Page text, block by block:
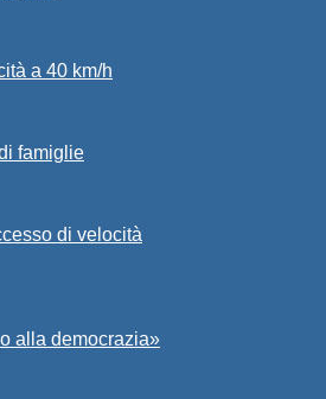
a 40 km/h
famiglie
di velocità
alla democrazia»